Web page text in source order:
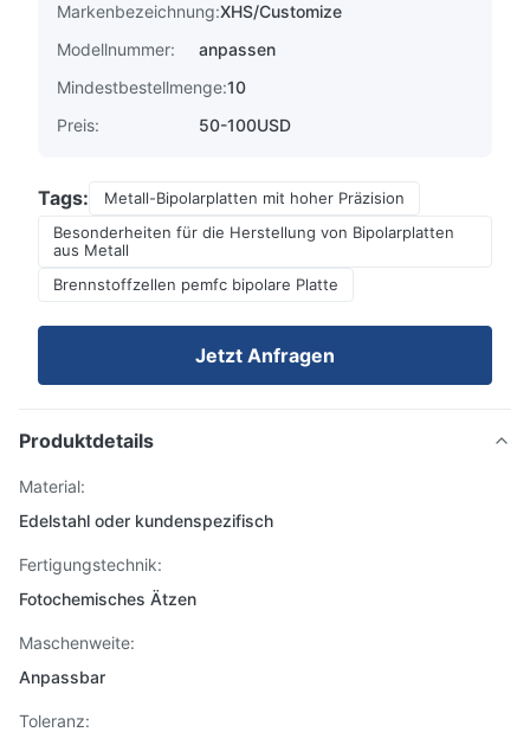
Markenbezeichnung:XHS/Customize
Modellnummer:
anpassen
Mindestbestellmenge:10
Preis:
50-100USD
Tags:
Metall-Bipolarplatten mit hoher Präzision
Besonderheiten für die Herstellung von Bipolarplatten
aus Metall
Brennstoffzellen pemfc bipolare Platte
Jetzt Anfragen
Produktdetails
Material:
Edelstahl oder kundenspezifisch
Fertigungstechnik:
Fotochemisches Ätzen
Maschenweite:
Anpassbar
Toleranz: